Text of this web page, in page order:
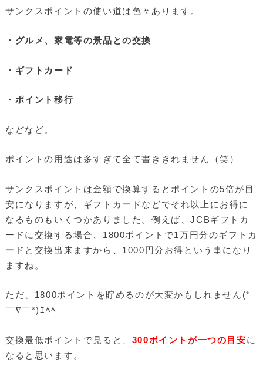
サンクスポイントの使い道は色々あります。
・グルメ、家電等の景品との交換
・ギフトカード
・ポイント移行
などなど。
ポイントの用途は多すぎて全て書ききれません（笑）
サンクスポイントは金額で換算するとポイントの5倍が目
安になりますが、ギフトカードなどでそれ以上にお得に
なるものもいくつかありました。例えば、JCBギフトカ
ードに交換する場合、1800ポイントで1万円分のギフトカ
ードと交換出来ますから、1000円分お得という事になり
ますね。
ただ、1800ポイントを貯めるのが大変かもしれません(*
￣∇￣*)ｴﾍﾍ
交換最低ポイントで見ると、 300ポイントが一つの目安に
なると思います。